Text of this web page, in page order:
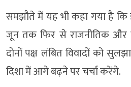
समझौते में यह भी कहा गया है
जून तक फिर से राजनीतिक और
दोनों पक्ष लंबित विवादों को
दिशा में आगे बढ़ने पर चर्चा करेंगे.